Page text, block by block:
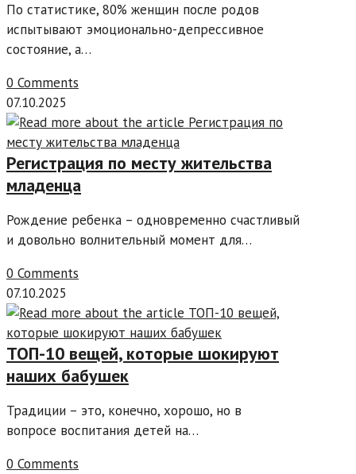
По статистике, 80% женщин после родов
испытывают эмоционально-депрессивное
состояние, а…
0 Comments
07.10.2025
Регистрация по месту жительства
младенца
Рождение ребенка – одновременно счастливый
и довольно волнительный момент для…
0 Comments
07.10.2025
ТОП-10 вещей, которые шокируют
наших бабушек
Традиции – это, конечно, хорошо, но в
вопросе воспитания детей на…
0 Comments